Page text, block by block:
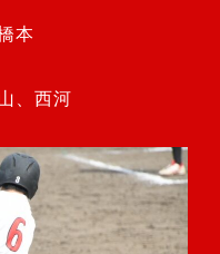
本
、西河